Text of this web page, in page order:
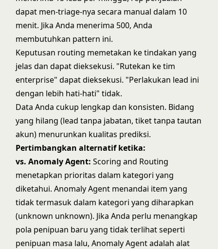
dapat men-triage-nya secara manual dalam 10
menit. Jika Anda menerima 500, Anda
membutuhkan pattern ini.
Keputusan routing memetakan ke tindakan yang
jelas dan dapat dieksekusi. "Rutekan ke tim
enterprise" dapat dieksekusi. "Perlakukan lead ini
dengan lebih hati-hati" tidak.
Data Anda cukup lengkap dan konsisten. Bidang
yang hilang (lead tanpa jabatan, tiket tanpa tautan
akun) menurunkan kualitas prediksi.
Pertimbangkan alternatif ketika:
vs. Anomaly Agent: Scoring and Routing
menetapkan prioritas dalam kategori yang
diketahui. Anomaly Agent menandai item yang
tidak termasuk dalam kategori yang diharapkan
(unknown unknown). Jika Anda perlu menangkap
pola penipuan baru yang tidak terlihat seperti
penipuan masa lalu, Anomaly Agent adalah alat